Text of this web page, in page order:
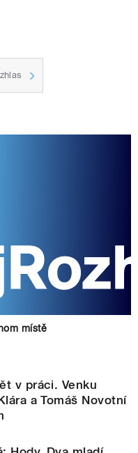
místě
v práci. Venku
a Tomáš Novotní